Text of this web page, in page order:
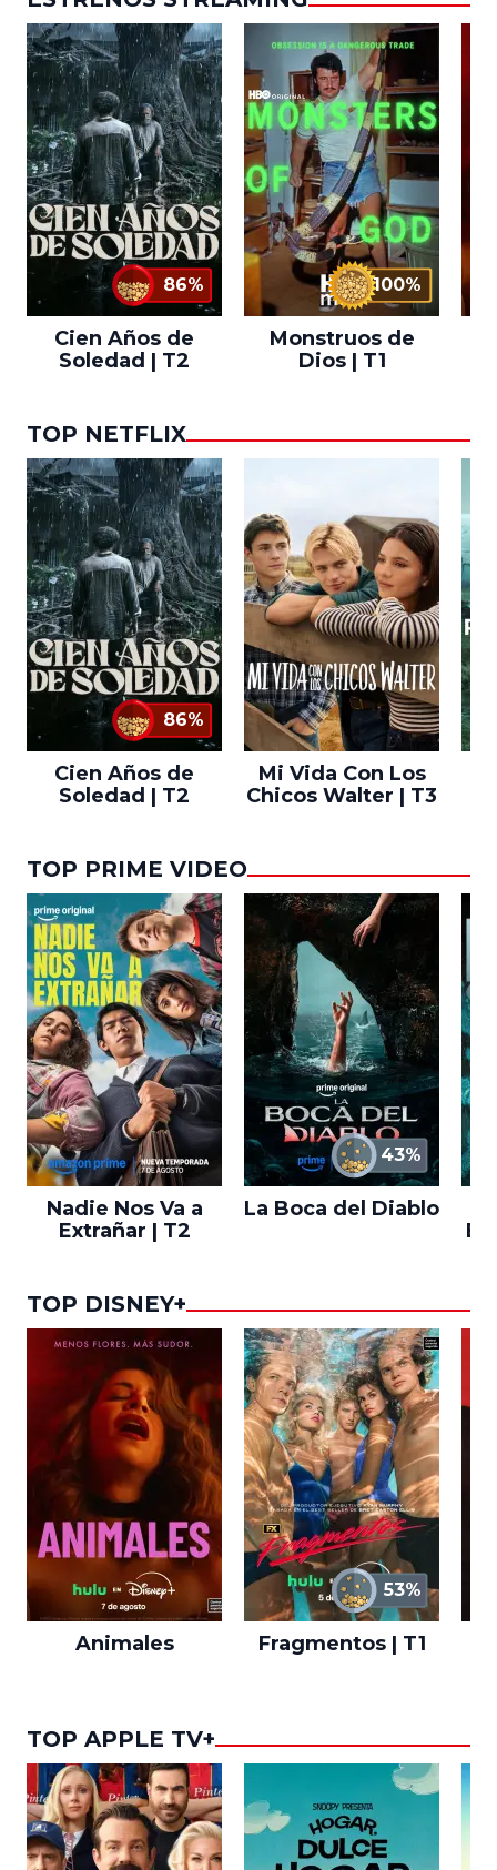
86%
Cien Años de
Soledad | T2
100%
Monstruos de
Dios | T1
TOP NETFLIX
86%
Cien Años de
Soledad | T2
Mi Vida Con Los
Chicos Walter | T3
TOP PRIME VIDEO
Nadie Nos Va a
Extrañar | T2
43%
La Boca del Diablo
TOP DISNEY+
Animales
53%
Fragmentos | T1
TOP APPLE TV+